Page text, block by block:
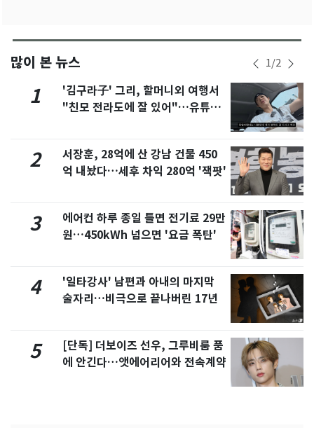
많이 본 뉴스 1/2
1
'김구라子' 그리, 할머니외 여행서
"친모 전라도에 잘 있어"…유튜브
2
서장훈, 28억에 산 강남 건물 450
억 내놨다…세후 차익 280억 '잭팟'
3
에어컨 하루 종일 틀면 전기료 29만
원…450kWh 넘으면 '요금 폭탄'
4
'일타강사' 남편과 아내의 마지막
술자리…비극으로 끝나버린 17년
5
[단독] 더보이즈 선우, 그루비룸 품
에 안긴다…앳에어리어와 전속계약